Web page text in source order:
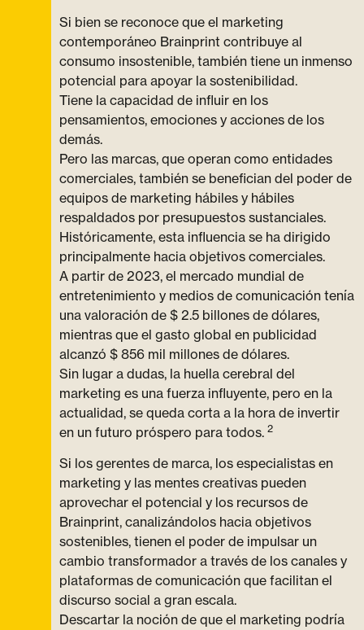
Si bien se reconoce que el marketing
contemporáneo Brainprint contribuye al
consumo insostenible, también tiene un inmenso
potencial para apoyar la sostenibilidad.
Tiene la capacidad de influir en los
pensamientos, emociones y acciones de los
demás.
Pero las marcas, que operan como entidades
comerciales, también se benefician del poder de
equipos de marketing hábiles y hábiles
respaldados por presupuestos sustanciales.
Históricamente, esta influencia se ha dirigido
principalmente hacia objetivos comerciales.
A partir de 2023, el mercado mundial de
entretenimiento y medios de comunicación tenía
una valoración de $ 2.5 billones de dólares,
mientras que el gasto global en publicidad
alcanzó $ 856 mil millones de dólares.
Sin lugar a dudas, la huella cerebral del
marketing es una fuerza influyente, pero en la
actualidad, se queda corta a la hora de invertir
en un futuro próspero para todos. 2
Si los gerentes de marca, los especialistas en
marketing y las mentes creativas pueden
aprovechar el potencial y los recursos de
Brainprint, canalizándolos hacia objetivos
sostenibles, tienen el poder de impulsar un
cambio transformador a través de los canales y
plataformas de comunicación que facilitan el
discurso social a gran escala.
Descartar la noción de que el marketing podría